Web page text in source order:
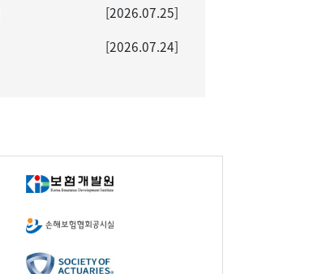
[2026.07.25]
[2026.07.24]